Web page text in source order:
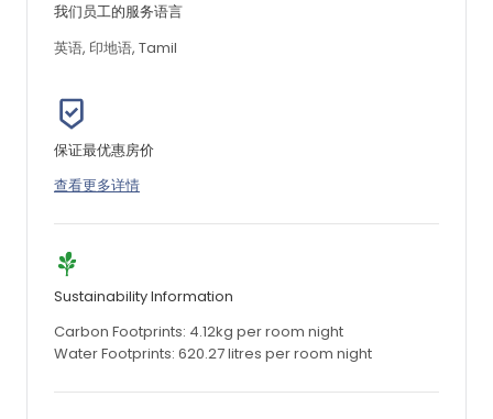
我们员工的服务语言
英语, 印地语, Tamil
保证最优惠房价
查看更多详情
Sustainability Information
Carbon Footprints: 4.12kg per room night
Water Footprints: 620.27 litres per room night